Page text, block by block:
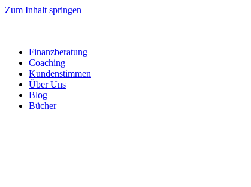
Zum Inhalt springen
Finanzberatung
Coaching
Kundenstimmen
Über Uns
Blog
Bücher